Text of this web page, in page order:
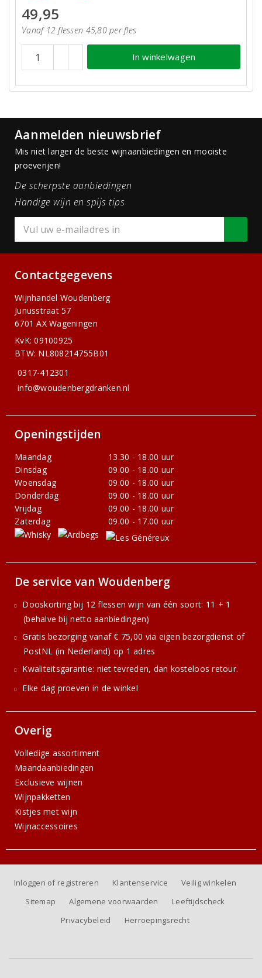
49,95
Vanaf 12 flessen 45,80 per fles
In winkelwagen
Aanmelden nieuwsbrief
Mis niet langer de beste wijnaanbiedingen en mooiste
proeverijen!
De scherpste aanbiedingen
Handige wijn en spijs tips
Contactgegevens
Wijnhandel Woudenberg
Junusstraat 57
6701 AX Wageningen
KvK: 09100925
BTW: NL808214755B01
0317-412301
info@woudenbergdranken.nl
Openingstijden
Maandag
13.30 - 18.00 uur
Dinsdag
09.00 - 18.00 uur
Woensdag
09.00 - 18.00 uur
Donderdag
09.00 - 18.00 uur
Vrijdag
09.00 - 18.00 uur
Zaterdag
09.00 - 17.00 uur
De service van Woudenberg
Dooskorting bij 12 flessen wijn van één soort: 11 + 1
(behalve bij netto aanbiedingen)
Gratis bezorging vanaf € 75,00 via eigen bezorgdienst of
PostNL (in Nederland) op 1 adres
Kwaliteitsgarantie: niet tevreden, dan kosteloos retour.
Elke dag proeven in de winkel
Overig
Volledige assortiment
Maandaanbiedingen
Exclusieve wijnen
Wijnpakketten
Kistjes met wijn
Wijnaccessoires
Inloggen of registreren Klantenservice
Veilig winkelen
Sitemap
Algemene voorwaarden
Leeftijdscheck
Privacybeleid
Herroepingsrecht